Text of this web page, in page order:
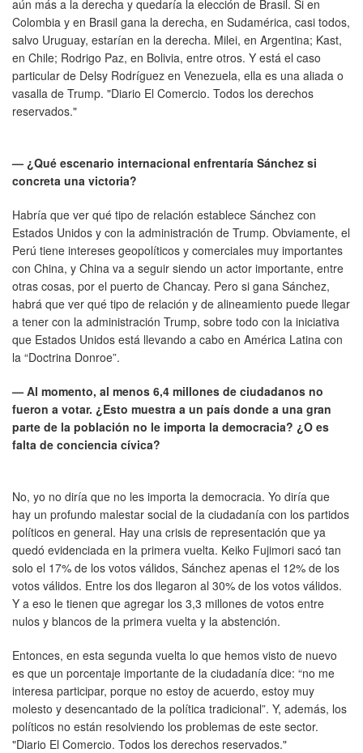
aún más a la derecha y quedaría la elección de Brasil. Si en
Colombia y en Brasil gana la derecha, en Sudamérica, casi todos,
salvo Uruguay, estarían en la derecha. Milei, en Argentina; Kast,
en Chile; Rodrigo Paz, en Bolivia, entre otros. Y está el caso
particular de Delsy Rodríguez en Venezuela, ella es una aliada o
vasalla de Trump. "Diario El Comercio. Todos los derechos
reservados."
— ¿Qué escenario internacional enfrentaría Sánchez si
concreta una victoria?
Habría que ver qué tipo de relación establece Sánchez con
Estados Unidos y con la administración de Trump. Obviamente, el
Perú tiene intereses geopolíticos y comerciales muy importantes
con China, y China va a seguir siendo un actor importante, entre
otras cosas, por el puerto de Chancay. Pero si gana Sánchez,
habrá que ver qué tipo de relación y de alineamiento puede llegar
a tener con la administración Trump, sobre todo con la iniciativa
que Estados Unidos está llevando a cabo en América Latina con
la “Doctrina Donroe”.
— Al momento, al menos 6,4 millones de ciudadanos no
fueron a votar. ¿Esto muestra a un país donde a una gran
parte de la población no le importa la democracia? ¿O es
falta de conciencia cívica?
No, yo no diría que no les importa la democracia. Yo diría que
hay un profundo malestar social de la ciudadanía con los partidos
políticos en general. Hay una crisis de representación que ya
quedó evidenciada en la primera vuelta. Keiko Fujimori sacó tan
solo el 17% de los votos válidos, Sánchez apenas el 12% de los
votos válidos. Entre los dos llegaron al 30% de los votos válidos.
Y a eso le tienen que agregar los 3,3 millones de votos entre
nulos y blancos de la primera vuelta y la abstención.
Entonces, en esta segunda vuelta lo que hemos visto de nuevo
es que un porcentaje importante de la ciudadanía dice: “no me
interesa participar, porque no estoy de acuerdo, estoy muy
molesto y desencantado de la política tradicional”. Y, además, los
políticos no están resolviendo los problemas de este sector.
"Diario El Comercio. Todos los derechos reservados."